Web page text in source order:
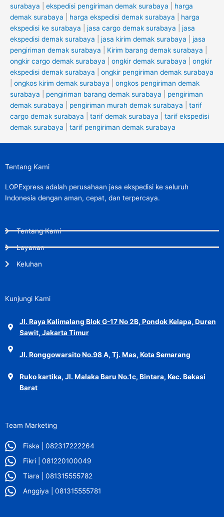
surabaya
ekspedisi pengiriman demak surabaya
harga
demak surabaya
harga ekspedisi demak surabaya
harga
ekspedisi ke surabaya
jasa cargo demak surabaya
jasa
ekspedisi demak surabaya
jasa kirim demak surabaya
jasa
pengiriman demak surabaya
Kirim barang demak surabaya
ongkir cargo demak surabaya
ongkir demak surabaya
ongkir
ekspedisi demak surabaya
ongkir pengiriman demak surabaya
ongkos kirim demak surabaya
ongkos pengiriman demak
surabaya
pengiriman barang demak surabaya
pengiriman
demak surabaya
pengiriman murah demak surabaya
tarif
cargo demak surabaya
tarif demak surabaya
tarif ekspedisi
demak surabaya
tarif pengiriman demak surabaya
Tentang Kami
LOPExpress adalah perusahaan jasa ekspedisi ke seluruh
Indonesia dengan aman, cepat, dan terpercaya.
Tentang Kami
Layanan
Keluhan
Kunjungi Kami
Jl. Raya Kalimalang Blok G-17 No 2B, Pondok Kelapa, Duren
Sawit, Jakarta Timur
Jl. Ronggowarsito No.98 A, Tj. Mas, Kota Semarang
Ruko kartika, Jl. Malaka Baru No.1c, Bintara, Kec. Bekasi
Barat
Team Marketing
Fiska | 082317222264
Fikri | 081220100049
Tiara | 081315555782
Anggiya | 081315555781